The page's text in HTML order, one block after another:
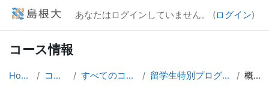
メインコンテンツへスキップする
あなたはログインしていません。 (ログイン)
コース情報
Home コース すべてのコース 留学生特別プログラム 概要